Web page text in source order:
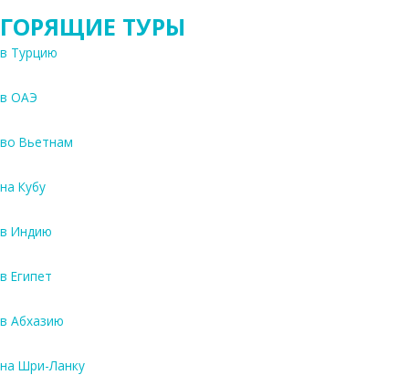
ГОРЯЩИЕ ТУРЫ
в Турцию
в ОАЭ
во Вьетнам
на Кубу
в Индию
в Египет
в Абхазию
на Шри-Ланку